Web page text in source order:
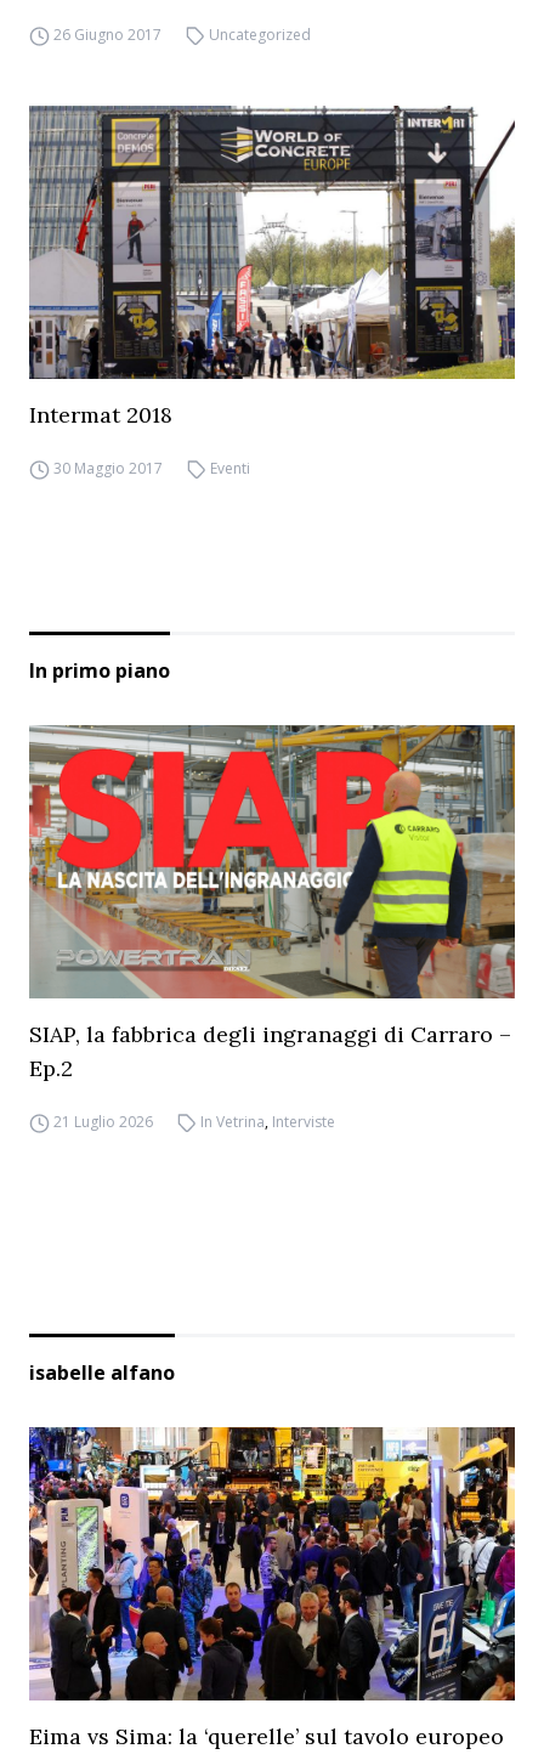
26 Giugno 2017 Uncategorized
Intermat 2018
30 Maggio 2017 Eventi
In primo piano
SIAP, la fabbrica degli ingranaggi di Carraro –
Ep.2
21 Luglio 2026 In Vetrina, Interviste
isabelle alfano
Eima vs Sima: la ‘querelle’ sul tavolo europeo